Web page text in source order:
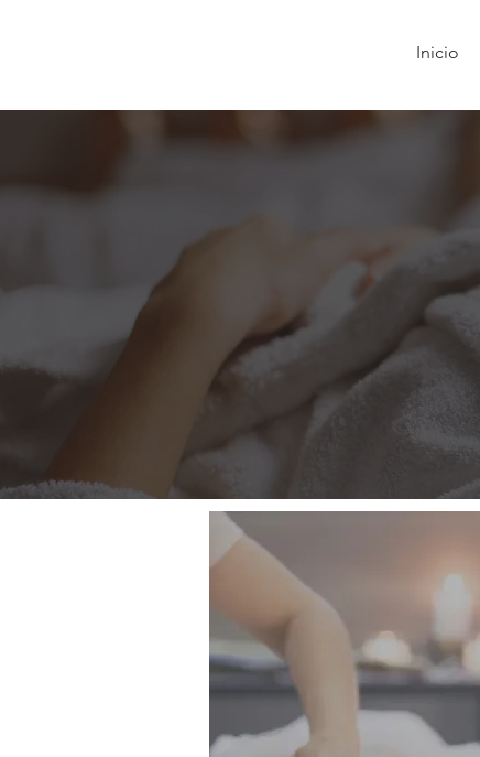
Inicio